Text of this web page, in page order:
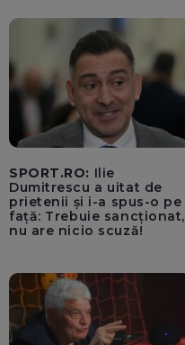
SPORT.RO: Ilie
Dumitrescu a uitat de
prietenii și i-a spus-o pe
față: Trebuie sancționat,
nu are nicio scuză!